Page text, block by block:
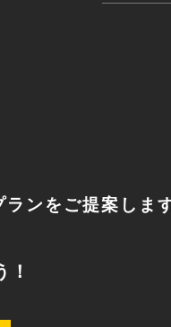
ンをご提案します